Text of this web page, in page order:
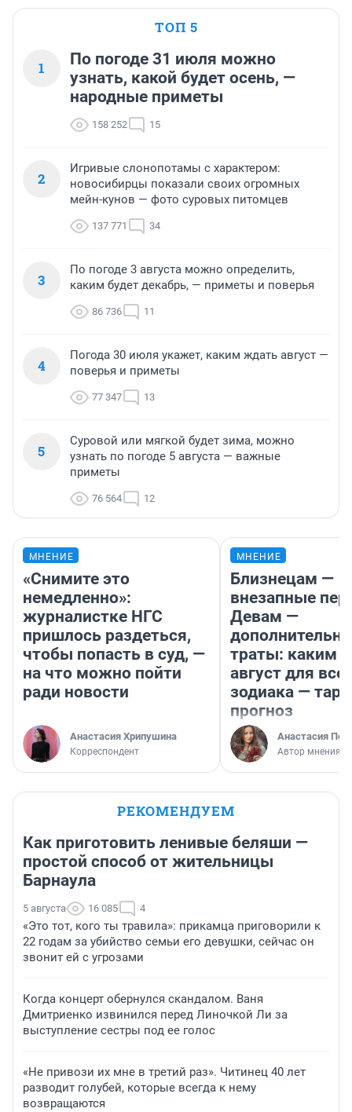
ТОП 5
1
По погоде 31 июля можно
узнать, какой будет осень, —
народные приметы
158 252 15
2
Игривые слонопотамы с характером:
новосибирцы показали своих огромных
мейн-кунов — фото суровых питомцев
137 771 34
3
По погоде 3 августа можно определить,
каким будет декабрь, — приметы и поверья
86 736 11
4
Погода 30 июля укажет, каким ждать август —
поверья и приметы
77 347 13
5
Суровой или мягкой будет зима, можно
узнать по погоде 5 августа — важные
приметы
76 564 12
МНЕНИЕ
«Снимите это
немедленно»:
журналистке НГС
пришлось раздеться,
чтобы попасть в суд, —
на что можно пойти
ради новости
Анастасия Хрипушина
Корреспондент
МНЕНИЕ
Близнецам —
внезапные
Девам —
траты: каким
август для
зодиака —
прогноз
Анастасия
Автор мнения
РЕКОМЕНДУЕМ
Как приготовить ленивые беляши —
простой способ от жительницы
Барнаула
5 августа 16 085 4
«Это тот, кого ты травила»: прикамца приговорили к
22 годам за убийство семьи его девушки, сейчас он
звонит ей с угрозами
Когда концерт обернулся скандалом. Ваня
Дмитриенко извинился перед Линочкой Ли за
выступление сестры под ее голос
«Не привози их мне в третий раз». Читинец 40 лет
разводит голубей, которые всегда к нему
возвращаются